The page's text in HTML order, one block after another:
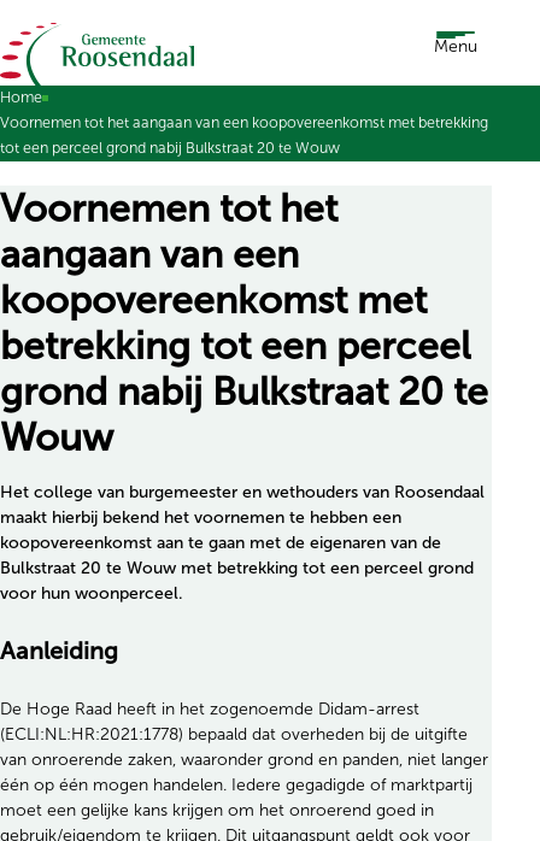
Ga naar de inhoud Menu
Home
Voornemen tot het aangaan van een koopovereenkomst met betrekking
tot een perceel grond nabij Bulkstraat 20 te Wouw
Voornemen tot het
aangaan van een
koopovereenkomst met
betrekking tot een perceel
grond nabij Bulkstraat 20 te
Wouw
Het college van burgemeester en wethouders van Roosendaal
maakt hierbij bekend het voornemen te hebben een
koopovereenkomst aan te gaan met de eigenaren van de
Bulkstraat 20 te Wouw met betrekking tot een perceel grond
voor hun woonperceel.
Aanleiding
De Hoge Raad heeft in het zogenoemde Didam-arrest
(ECLI:NL:HR:2021:1778) bepaald dat overheden bij de uitgifte
van onroerende zaken, waaronder grond en panden, niet langer
één op één mogen handelen. Iedere gegadigde of marktpartij
moet een gelijke kans krijgen om het onroerend goed in
gebruik/eigendom te krijgen. Dit uitgangspunt geldt ook voor